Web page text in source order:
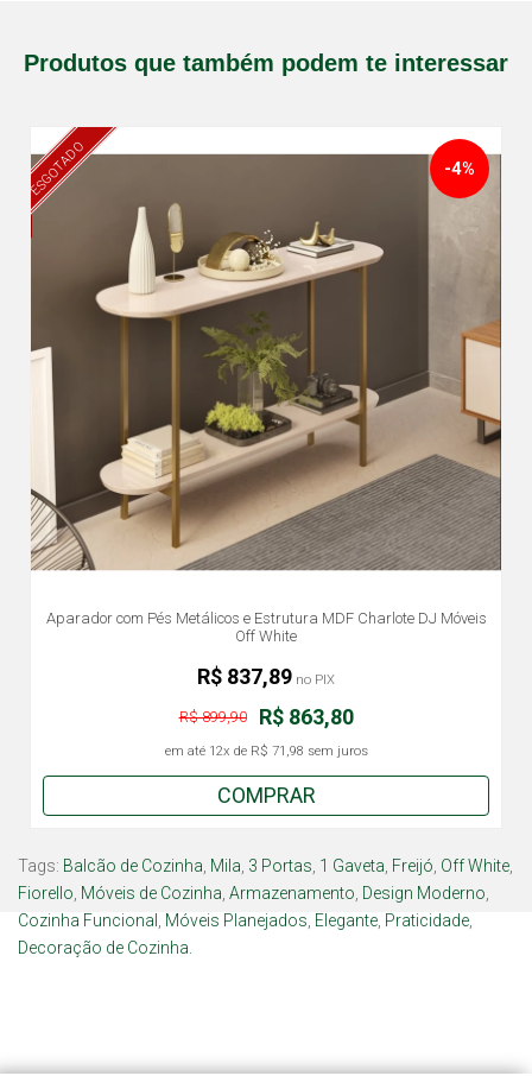
Produtos que também podem te interessar
ESGOTADO
Aparador com Pés Metálicos e Estrutura MDF Charlote DJ Móveis
Off White
-4%
R$ 863,80
R$ 899,90
em até 12x de R$ 71,98 sem juros
R$ 837,89 no PIX
COMPRAR
Tags: Balcão de Cozinha Mila 3 Portas 1 Gaveta Freijó Off White
Fiorello Móveis de Cozinha Armazenamento Design Moderno
Cozinha Funcional
Móveis Planejados Elegante Praticidade
Decoração de Cozinha.